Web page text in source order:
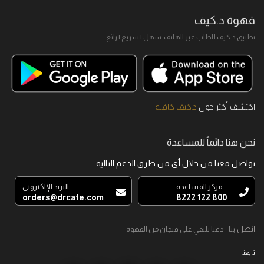
قهوة د.كيف
تطبيق د.كيف للطلب عبر الهاتف. سهل I سريع I رائع
اكتشف أكثر حول د.كيف كافيه
نحن هنا دائماً للمساعدة
تواصل معنا من خلال أي من طرق الدعم التالية
مركز المساعدة
800 122 8222
البريد الإلكتروني
orders@drcafe.com
اتصل بنا - دعنا نلتقي على فنجان من القهوة
تابعنا